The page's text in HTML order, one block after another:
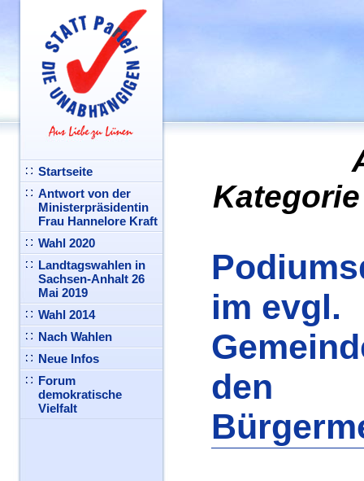
Startseite
Antwort von der
Ministerpräsidentin
Frau Hannelore Kraft
Wahl 2020
Landtagswahlen in
Sachsen-Anhalt 26
Mai 2019
Wahl 2014
Nach Wahlen
Neue Infos
Forum
demokratische
Vielfalt
im evgl.
den